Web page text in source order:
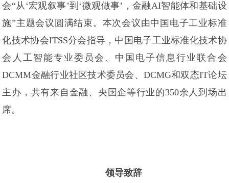
会“从‘宏观叙事’到‘微观做事’，金融AI智能体和基础设
施”主题会议圆满结束。本次会议由中国电子工业标准
化技术协会ITSS分会指导，中国电子工业标准化技术协
会人工智能专业委员会、中国电子信息行业联合会
DCMM金融行业社区技术委员会、DCMG和双态IT论坛
主办，共有来自金融、央国企等行业的350余人到场出
席。
领导致辞